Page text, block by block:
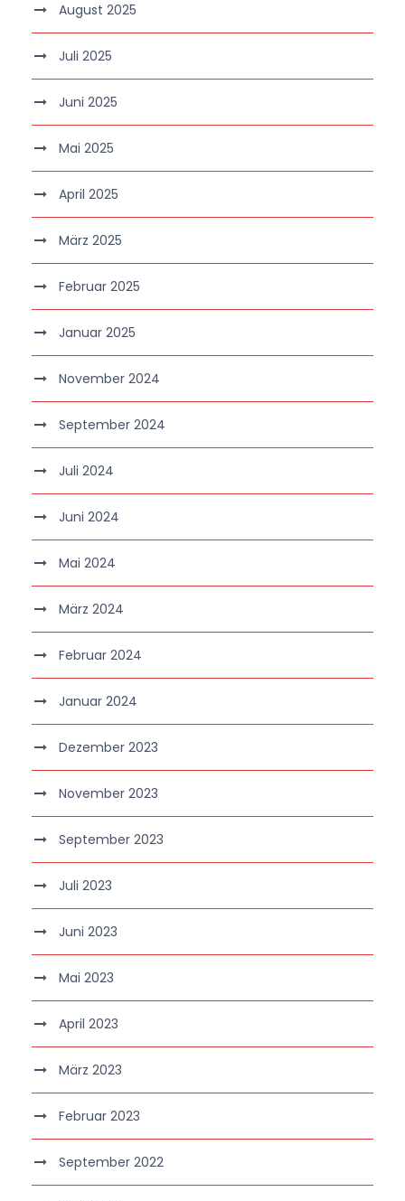
August 2025
Juli 2025
Juni 2025
Mai 2025
April 2025
März 2025
Februar 2025
Januar 2025
November 2024
September 2024
Juli 2024
Juni 2024
Mai 2024
März 2024
Februar 2024
Januar 2024
Dezember 2023
November 2023
September 2023
Juli 2023
Juni 2023
Mai 2023
April 2023
März 2023
Februar 2023
September 2022